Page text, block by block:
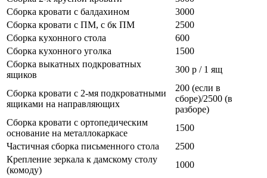
Сборка кровати с балдахином
3000
Сборка кровати с ПМ, с бк ПМ
2500
Сборка кухонного стола
600
Сборка кухонного уголка
1500
Сборка выкатных подкроватных
ящиков
300 р / 1 ящ
Сборка кровати с 2-мя подкроватными
ящиками на направляющих
200 (если в
сборе)/2500 (в
разборе)
Сборка кровати с ортопедическим
основание на металлокаркасе
1500
Частичная сборка письменного стола
2500
Крепление зеркала к дамскому столу
(комоду)
1000